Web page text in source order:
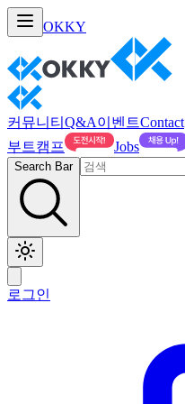
OKKY
커뮤니티 Q&A이벤트Contact
부트캠프
Jobs
Search Bar
로그인